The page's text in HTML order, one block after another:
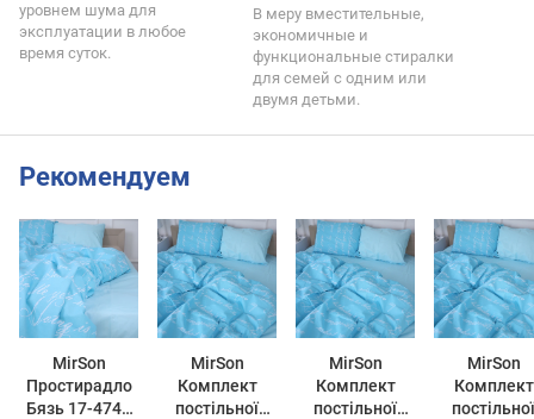
уровнем шума для
эксплуатации в любое
время суток.
В меру вместительные,
экономичные и
функциональные стиралки
для семей с одним или
двумя детьми.
Рекомендуем
MirSon
Простирадло
Бязь 17-4744
MirSon
Комплект
постільної
MirSon
Комплект
постільної
MirSon
Комплект
постільної